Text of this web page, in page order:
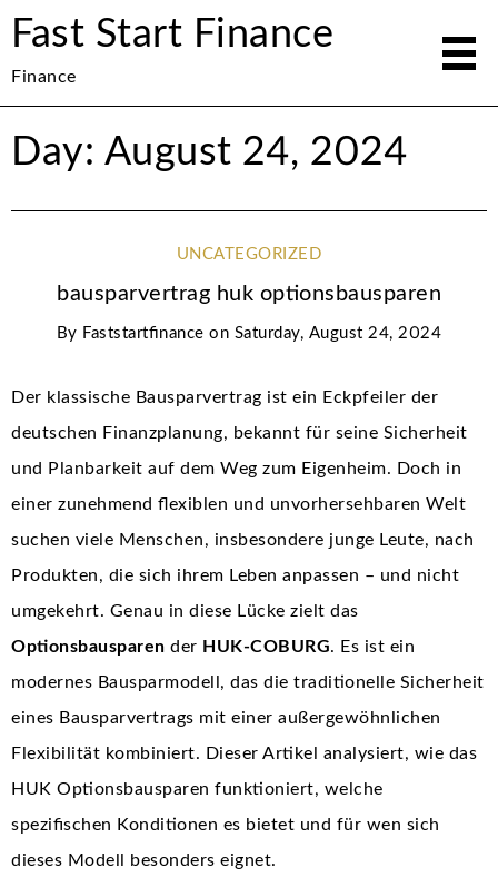
Fast Start Finance
Finance
Day: August 24, 2024
UNCATEGORIZED
bausparvertrag huk optionsbausparen
By Faststartfinance on Saturday, August 24, 2024
Der klassische Bausparvertrag ist ein Eckpfeiler der
deutschen Finanzplanung, bekannt für seine Sicherheit
und Planbarkeit auf dem Weg zum Eigenheim. Doch in
einer zunehmend flexiblen und unvorhersehbaren Welt
suchen viele Menschen, insbesondere junge Leute, nach
Produkten, die sich ihrem Leben anpassen – und nicht
umgekehrt. Genau in diese Lücke zielt das
Optionsbausparen der HUK-COBURG. Es ist ein
modernes Bausparmodell, das die traditionelle Sicherheit
eines Bausparvertrags mit einer außergewöhnlichen
Flexibilität kombiniert. Dieser Artikel analysiert, wie das
HUK Optionsbausparen funktioniert, welche
spezifischen Konditionen es bietet und für wen sich
dieses Modell besonders eignet.